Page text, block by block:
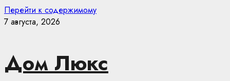
Перейти к содержимому
7 августа, 2026
Дом Люкс